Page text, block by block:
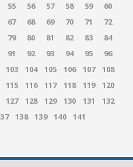
55 56 57 58 59
60
67 68 69 70 71
72
79 80 81 82 83
84
91 92 93 94 95
96
103 104 105 106 107
108
115 116 117 118 119
120
127 128 129 130 131
132
138 139 140 141